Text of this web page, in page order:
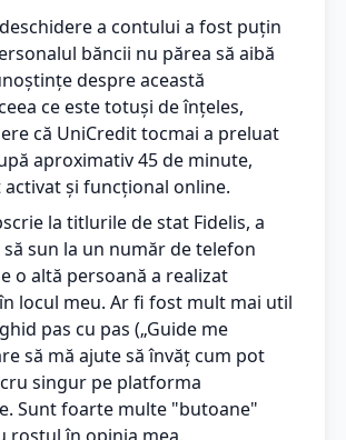
a contului a fost puțin
băncii nu părea să aibă
despre această
ce este totuși de înțeles,
că UniCredit tocmai a preluat
aproximativ 45 de minute,
și funcțional online.
la titlurile de stat Fidelis, a
sun la un număr de telefon
o altă persoană a realizat
locul meu. Ar fi fost mult mai util
pas cu pas („Guide me
să mă ajute să învăț cum pot
singur pe platforma
Sunt foarte multe "butoane"